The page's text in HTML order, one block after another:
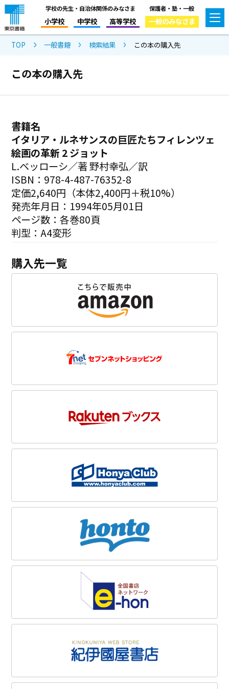
学校の先生・自治体関係のみなさま
小学校 中学校 高等学校
保護者・塾・一般
一般のみなさま
TOP 一般書籍 検索結果 この本の購入先
この本の購入先
書籍名
イタリア・ルネサンスの巨匠たちフィレンツェ
絵画の革新 2 ジョット
L.ベッローシ／著 野村幸弘／訳
ISBN：978-4-487-76352-8
定価2,640円（本体2,400円＋税10%）
発売年月日：1994年05月01日
ページ数：各巻80頁
判型：A4変形
購入先一覧